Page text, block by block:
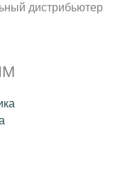
дистрибьютер